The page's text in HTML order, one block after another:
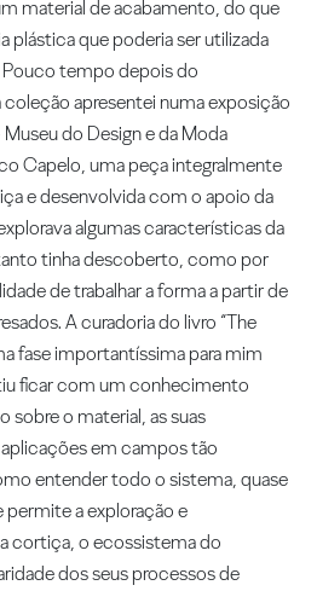
material de acabamento, do que
plástica que poderia ser utilizada
tempo depois do
apresentei numa exposição
do Design e da Moda
Capelo, uma peça integralmente
e desenvolvida com o apoio da
algumas características da
tinha descoberto, como por
de trabalhar a forma a partir de
A curadoria do livro “The
fase importantíssima para mim
ficar com um conhecimento
sobre o material, as suas
em campos tão
entender todo o sistema, quase
a exploração e
cortiça, o ecossistema do
dos seus processos de